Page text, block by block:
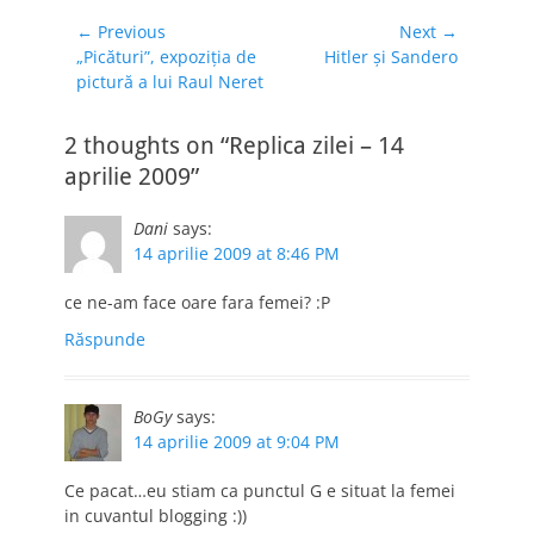
garantează că-i bun
de trecut la "Replica
zilei": - Ne-am face
altu'!
Navigare
în
articole
← Previous
Previous
post:
„Picături”, expoziţia de
pictură a lui Raul Neret
Next →
Hitler şi Sandero
2 thoughts on “Replica zilei – 14
aprilie 2009”
Dani says:
14 aprilie 2009 at 8:46 PM
ce ne-am face oare fara femei? :P
Răspunde
BoGy says:
14 aprilie 2009 at 9:04 PM
Ce pacat…eu stiam ca punctul G e situat la femei
in cuvantul blogging :))